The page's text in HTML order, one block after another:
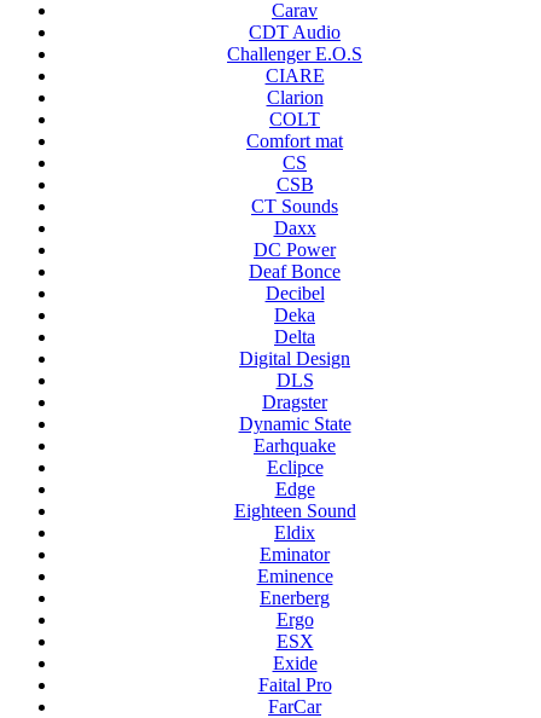
Carav
CDT Audio
Challenger E.O.S
CIARE
Clarion
COLT
Comfort mat
CS
CSB
CT Sounds
Daxx
DC Power
Deaf Bonce
Decibel
Deka
Delta
Digital Design
DLS
Dragster
Dynamic State
Earhquake
Eclipce
Edge
Eighteen Sound
Eldix
Eminator
Eminence
Enerberg
Ergo
ESX
Exide
Faital Pro
FarCar